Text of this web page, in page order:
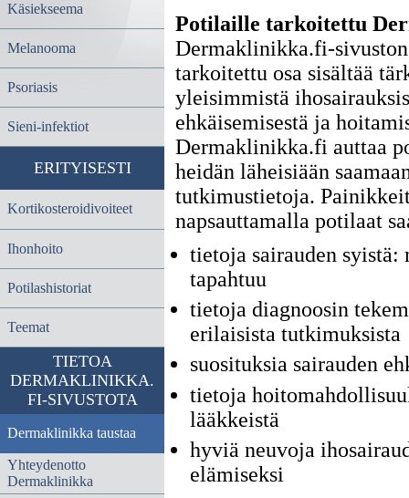
Käsiekseema
Melanooma
Psoriasis
Sieni-infektiot
ERITYISESTI
Kortikosteroidivoiteet
Ihonhoito
Potilashistoriat
Teemat
TIETOA
DERMAKLINIKKA.
FI-SIVUSTOTA
Dermaklinikka taustaa
Yhteydenotto
Dermaklinikka
Potilaille tarkoitettu
Dermaklinikka.fi-
tarkoitettu osa sisältää
yleisimmistä
ehkäisemisestä ja
Dermaklinikka.fi auttaa
heidän läheisiään
tutkimustietoja.
napsauttamalla potilaat
tietoja sairauden syistä:
tapahtuu
tietoja diagnoosin
erilaisista tutkimuksista
suosituksia sairauden
tietoja
lääkkeistä
hyviä neuvoja
elämiseksi